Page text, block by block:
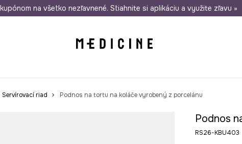
od 50 € Odoslanie aj do 24 hodín 30 dní na
kupónom na všetko nezľavnené. Stiahnite si aplikáciu a využite zľavu »
Servírovací riad Podnos na tortu na koláče vyrobený z porcelánu
Podnos
RS26-KBU403